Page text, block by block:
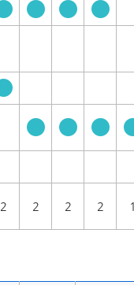
2 2 2 2